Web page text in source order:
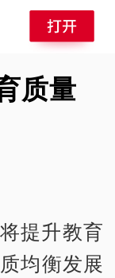
质量
提升教育
均衡发展